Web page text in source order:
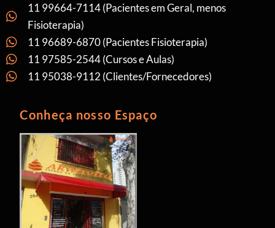
11 99664-7114 (Pacientes em Geral, menos
Fisioterapia)
11 96689-6870 (Pacientes Fisioterapia)
11 97585-2544 (Cursos e Aulas)
11 95038-9112 (Clientes/Fornecedores)
Conheça nosso Espaço